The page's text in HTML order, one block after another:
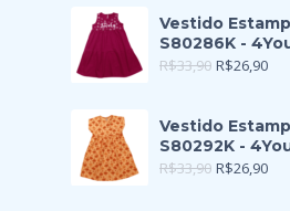
Vestido
S80286K -
R$33,90 R$26,90
Vestido
S80292K -
R$33,90 R$26,90